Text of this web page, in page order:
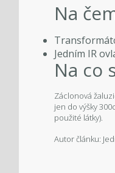
Na
Jedním IR
Na co
Záclonová
jen do výšky
použité látky).
Autor článku: